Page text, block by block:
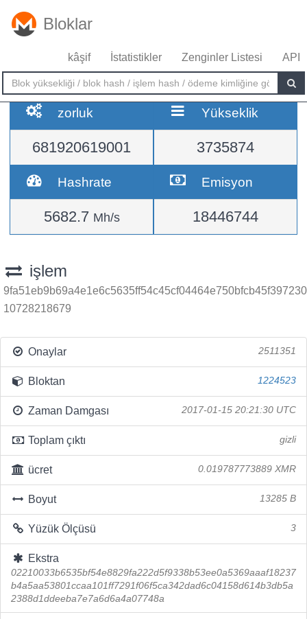
Bloklar
kâşif İstatistikler Zenginler Listesi API
zorluk
681920619001
Yükseklik
3735874
Hashrate
5682.7 Mh/s
Emisyon
18446744
işlem
9fa51eb9b69a4e1e6c5635ff54c45cf04464e750bfcb45f397230
10728218679
Onaylar 2511351
Bloktan 1224523
Zaman Damgası 2017-01-15 20:21:30 UTC
Toplam çıktı gizli
ücret 0.019787773889 XMR
Boyut 13285 B
Yüzük Ölçüsü 3
Ekstra
02210033b6535bf54e8829fa222d5f9338b53ee0a5369aaaf18237
b4a5aa53801ccaa101ff7291f06f5ca342dad6c04158d614b3db5a
2388d1ddeeba7e7a6d6a4a07748a